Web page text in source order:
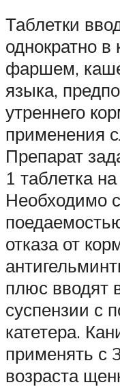
Таблетки
однократно в
фаршем,
языка,
утреннего
применения
Препарат
1 таблетка
Необходимо
отказа от
плюс вводят
суспензии с
катетера.
применять с
возраста